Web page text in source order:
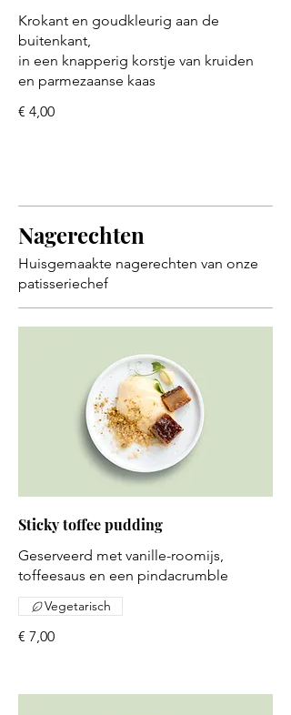
Krokant en goudkleurig aan de
buitenkant,
in een knapperig korstje van kruiden
en parmezaanse kaas
€ 4,00
Nagerechten
Huisgemaakte nagerechten van onze
patisseriechef
Sticky toffee pudding
Geserveerd met vanille-roomijs,
toffeesaus en een pindacrumble
€ 7,00
Vegetarisch